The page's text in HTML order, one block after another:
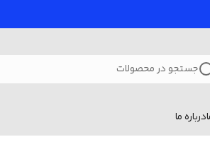
جستجو در محصولات
درباره ما